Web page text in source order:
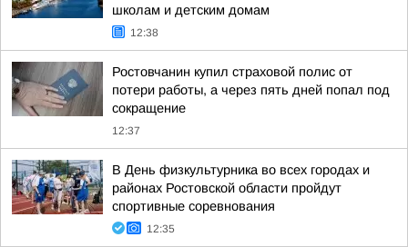
школам и детским домам
12:38
Ростовчанин купил страховой полис от
потери работы, а через пять дней попал под
сокращение
12:37
В День физкультурника во всех городах и
районах Ростовской области пройдут
спортивные соревнования
12:35